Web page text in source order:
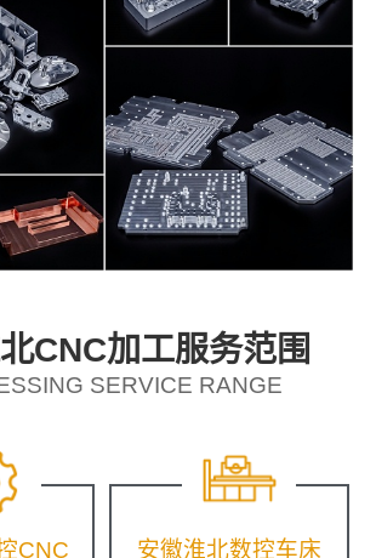
CNC加工服务范围
SERVICE RANGE
CNC 安徽淮北数控车床